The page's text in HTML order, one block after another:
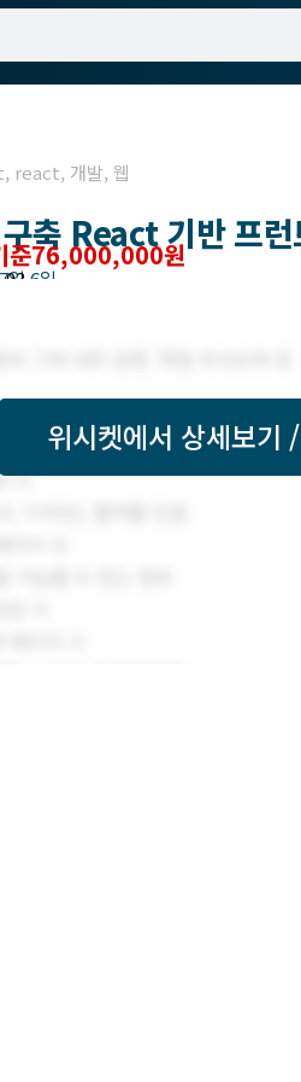
, react, 개발, 웹
축 React 기반 프런
준76,000,000원
일 6일
위시켓에서 상세보기